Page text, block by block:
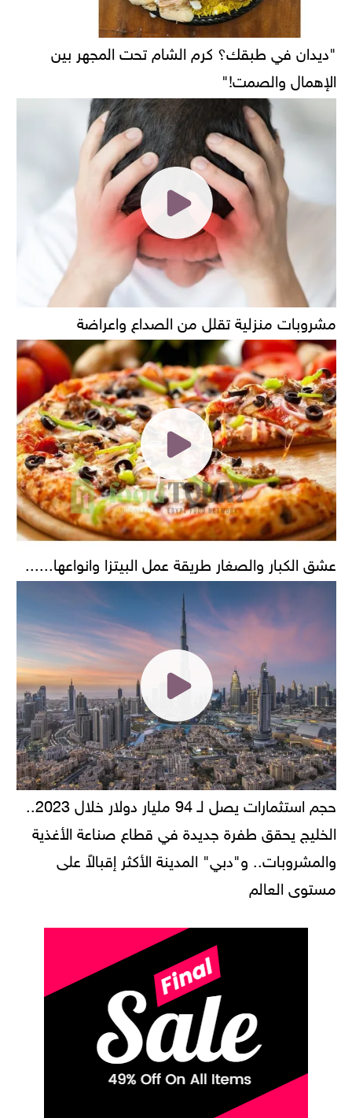
"ديدان في طبقك؟ كرم الشام تحت المجهر بين
الإهمال والصمت!"
مشروبات منزلية تقلل من الصداع واعراضة
عشق الكبار والصغار طريقة عمل البيتزا وانواعها......
حجم استثمارات يصل لـ 94 مليار دولار خلال 2023..
الخليج يحقق طفرة جديدة في قطاع صناعة الأغذية
والمشروبات.. و"دبي" المدينة الأكثر إقبالاً على
مستوى العالم